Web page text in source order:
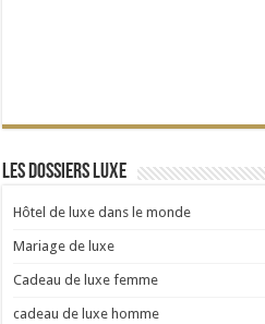
Les dossiers Luxe
Hôtel de luxe dans le monde
Mariage de luxe
Cadeau de luxe femme
cadeau de luxe homme